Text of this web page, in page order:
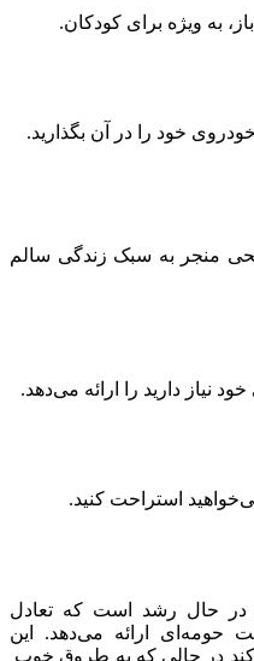
به ویژه برای کودکان.
خود را در آن بگذارید.
منجر به سبک زندگی سالم
نیاز دارید را ارائه می‌دهد.
استراحت کنید.
در حال رشد است که تعادل
حومه‌ای ارائه می‌دهد. این
در حالی که به طروق خوب